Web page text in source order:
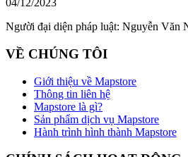
04/12/2023
Người đại diện pháp luật: Nguyễn Văn
VỀ CHÚNG TÔI
Giới thiệu về Mapstore
Thông tin liên hệ
Mapstore là gì?
Sản phẩm dịch vụ Mapstore
Hành trình hình thành Mapstore